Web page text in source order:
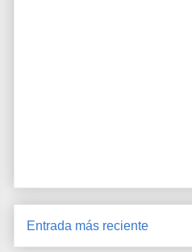
Entrada más reciente